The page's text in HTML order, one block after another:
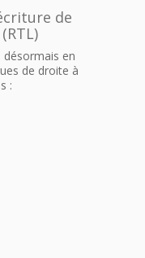
de
en
de droite à
: